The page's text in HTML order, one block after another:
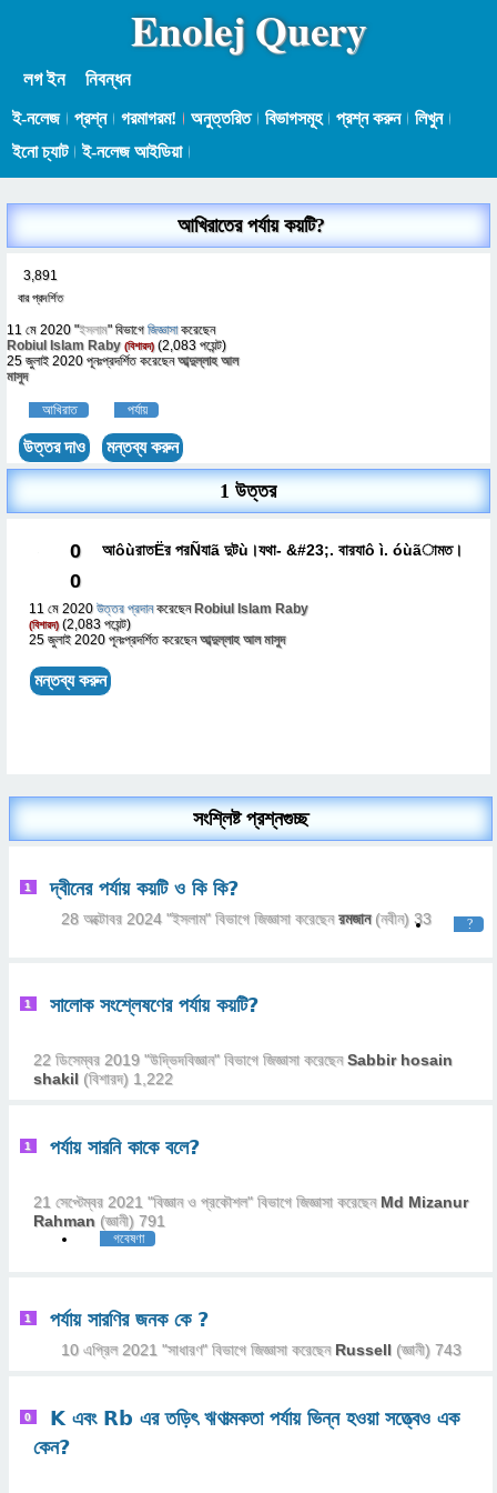
Enolej Query
লগ ইন নিবন্ধন
ই-নলেজ প্রশ্ন গরমাগরম! অনুত্তরিত বিভাগসমূহ প্রশ্ন করুন
লিখুন
ইনো চ্যাট
ই-নলেজ আইডিয়া
আখিরাতের পর্যায় কয়টি?
3,891
বার প্রদর্শিত
11 মে 2020 "ইসলাম" বিভাগে জিজ্ঞাসাকরেছেন
Robiul Islam Raby (বিশারদ) (2,083 পয়েন্ট)
25 জুলাই 2020 পূনঃপ্রদর্শিত করেছেনআব্দুল্লাহ আল
মাসুদ
আখিরাত পর্যায়
1 উত্তর
0
0
আôùরাতËর পরÑযাã দুটù।যথা- &#23;. বারযাô ì. óùãামত।
11 মে 2020 উত্তর প্রদান করেছেন Robiul Islam Raby
(বিশারদ) (2,083 পয়েন্ট)
25 জুলাই 2020 পূনঃপ্রদর্শিত করেছেনআব্দুল্লাহ আল মাসুদ
সংশ্লিষ্ট প্রশ্নগুচ্ছ
1 দ্বীনের পর্যায় কয়টি ও কি কি?
28 অক্টোবর 2024 "ইসলাম" বিভাগে জিজ্ঞাসাকরেছেনরমজান (নবীন) 33 ?
1 সালোক সংশ্লেষণের পর্যায় কয়টি?
22 ডিসেম্বর 2019 "উদ্ভিদবিজ্ঞান" বিভাগে জিজ্ঞাসাকরেছেনSabbir hosain
shakil (বিশারদ) 1,222
1 পর্যায় সারনি কাকে বলে?
21 সেপ্টেম্বর 2021 "বিজ্ঞান ও প্রকৌশল" বিভাগে জিজ্ঞাসাকরেছেন Md Mizanur
Rahman (জ্ঞানী) 791
গবেষণা
1 পর্যায় সারণির জনক কে ?
10 এপ্রিল 2021 "সাধারণ" বিভাগে জিজ্ঞাসাকরেছেন Russell (জ্ঞানী) 743
0
K এবং Rb এর তড়িৎ ঋণাত্মকতা পর্যায় ভিন্ন হওয়া সত্ত্বেও এক
কেন?